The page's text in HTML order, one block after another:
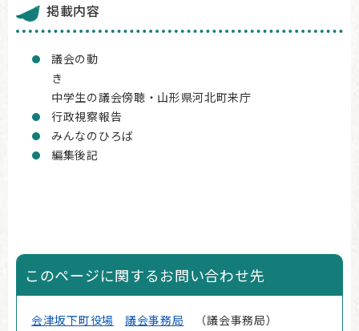
掲載内容
議会の動
中学生の議会傍聴・山形県河北町来庁
行政視察報告
みんなのひろば
編集後記
このページに関するお問い合わせ先
会津坂下町役場 議会事務局
議会事務局